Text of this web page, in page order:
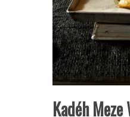
Kadéh